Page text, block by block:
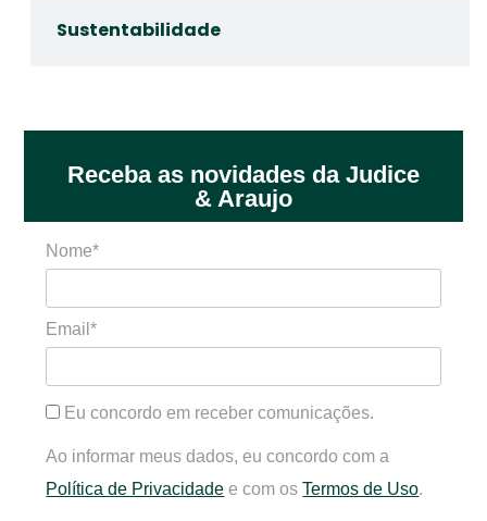
Sustentabilidade
Receba as novidades da Judice
& Araujo
Nome*
Email*
Eu concordo em receber comunicações.
Ao informar meus dados, eu concordo com a
Política de Privacidade e com osTermos de Uso.